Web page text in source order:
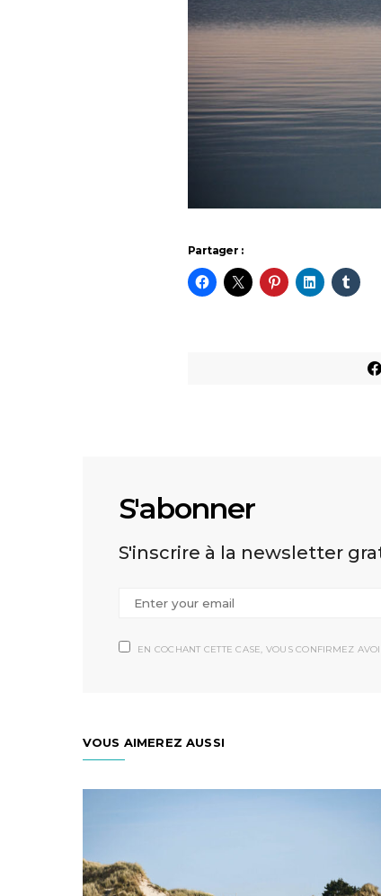
Partager :
S'abonner
S'inscrire à la newsletter
EN COCHANT CETTE CASE, VOUS CONFIRMEZ
VOUS AIMEREZ AUSSI